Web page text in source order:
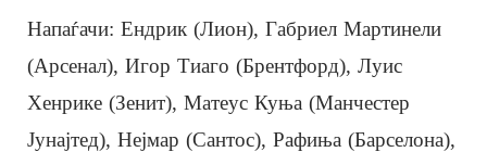
Напаѓачи: Ендрик (Лион), Габриел Мартинели
(Арсенал), Игор Тиаго (Брентфорд), Луис
Хенрике (Зенит), Матеус Куња (Манчестер
Јунајтед), Нејмар (Сантос), Рафиња (Барселона),